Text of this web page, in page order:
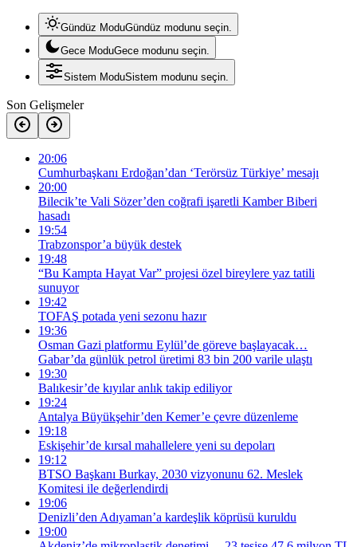
Gündüz ModuGündüz modunu seçin.
Gece ModuGece modunu seçin.
Sistem ModuSistem modunu seçin.
Son Gelişmeler
20:06
Cumhurbaşkanı Erdoğan’dan ‘Terörsüz Türkiye’ mesajı
20:00
Bilecik’te Vali Sözer’den coğrafi işaretli Kamber Biberi
hasadı
19:54
Trabzonspor’a büyük destek
19:48
“Bu Kampta Hayat Var” projesi özel bireylere yaz tatili
sunuyor
19:42
TOFAŞ potada yeni sezonu hazır
19:36
Osman Gazi platformu Eylül’de göreve başlayacak…
Gabar’da günlük petrol üretimi 83 bin 200 varile ulaştı
19:30
Balıkesir’de kıyılar anlık takip ediliyor
19:24
Antalya Büyükşehir’den Kemer’e çevre düzenleme
19:18
Eskişehir’de kırsal mahallelere yeni su depoları
19:12
BTSO Başkanı Burkay, 2030 vizyonunu 62. Meslek
Komitesi ile değerlendirdi
19:06
Denizli’den Adıyaman’a kardeşlik köprüsü kuruldu
19:00